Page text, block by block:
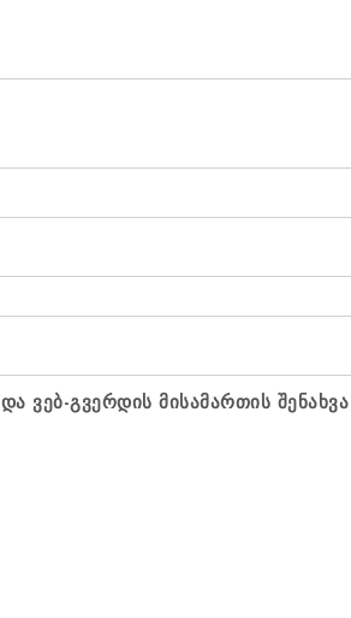
ვებ-გვერდის მისამართის